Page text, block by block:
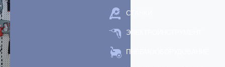
СТАНКИ
ЭЛЕКТРОИНСТРУМЕНТ
ПНЕВМООБОРУДОВАНИЕ